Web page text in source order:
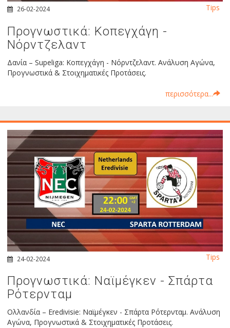
26-02-2024
Προγνωστικά: Κοπεγχάγη -
Νόρντζελαντ
Δανία – Supeliga: Κοπεγχάγη - Νόρντζελαντ. Ανάλυση Αγώνα,
Προγνωστικά & Στοιχηματικές Προτάσεις.
περισσότερα...
Tips
24-02-2024
Προγνωστικά: Ναϊμέγκεν - Σπάρτα
Ρότερνταμ
Ολλανδία – Eredivisie: Ναϊμέγκεν - Σπάρτα Ρότερνταμ. Ανάλυση
Αγώνα, Προγνωστικά & Στοιχηματικές Προτάσεις.
Tips